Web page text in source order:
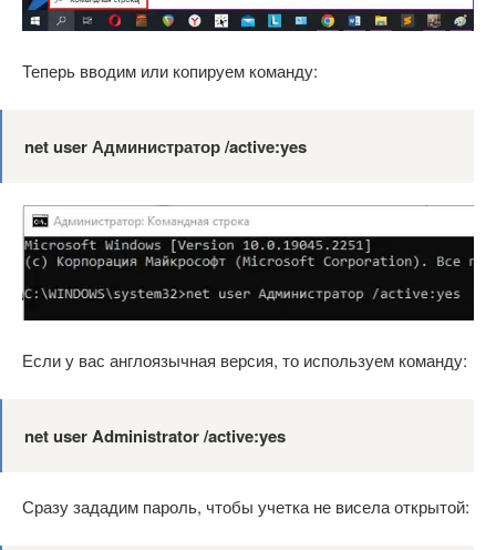
Теперь вводим или копируем команду:
net user Администратор /active:yes
Если у вас англоязычная версия, то используем команду:
net user Administrator /active:yes
Сразу зададим пароль, чтобы учетка не висела открытой: